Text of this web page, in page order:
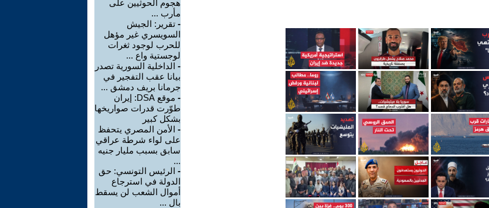
هجوم الحوثيين على
مأرب ...
- تقرير: الجيش
السويسري غير مؤهل
للحرب لوجود ثغرات
لوجستية واع ...
- الداخلية السورية تصدر
بيانا عقب التفجير في
جرمانا بريف دمشق ...
-
موقع DSA: إيران
طوّرت قدرات صواريخها
بشكل كبير
- الأمن المصري يتحفظ
على لواء شرطة عراقي
سابق بسبب مليار جنيه
...
- الرئيس التونسي: حق
الدولة في استرجاع
أموال الشعب لن يسقط
بال ...